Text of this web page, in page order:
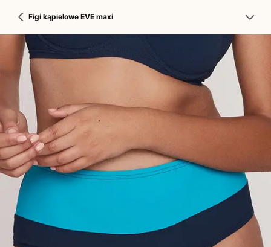
Figi kąpielowe EVE maxi